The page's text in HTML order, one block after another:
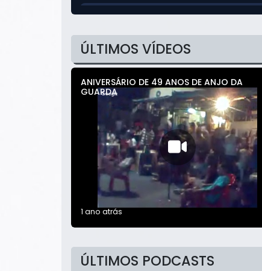
Passando para mandar um beijo
Jardel Castro
O som da "SUA RÁDIO" é
ÚLTIMOS VÍDEOS
ANIVERSÁRIO DE 49 ANOS DE ANJO DA
GUARDA
1 ano atrás
ÚLTIMOS PODCASTS